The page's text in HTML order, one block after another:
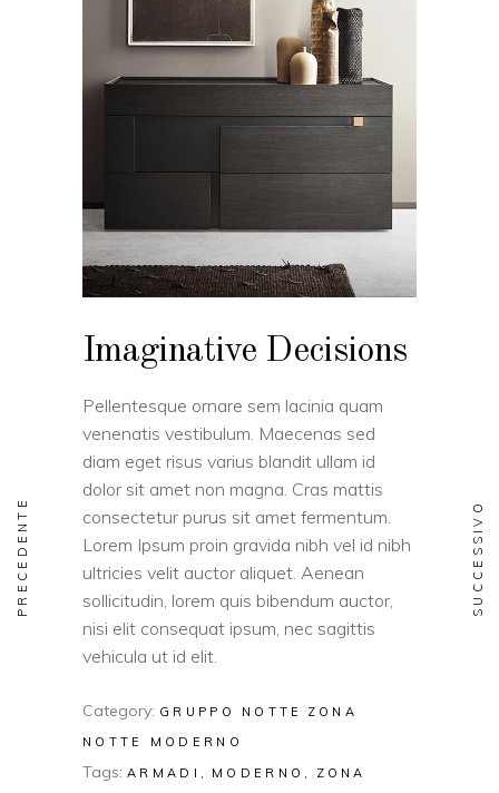
Imaginative Decisions
Pellentesque ornare sem lacinia quam
venenatis vestibulum. Maecenas sed
diam eget risus varius blandit ullam id
dolor sit amet non magna. Cras mattis
consectetur purus sit amet fermentum.
Lorem Ipsum proin gravida nibh vel id nibh
ultricies velit auctor aliquet. Aenean
sollicitudin, lorem quis bibendum auctor,
nisi elit consequat ipsum, nec sagittis
vehicula ut id elit.
Category: GRUPPO NOTTE
ZONA
NOTTE MODERNO
Tags: ARMADI MODERNO
ZONA
PRECEDENTE SUCCESSIVO